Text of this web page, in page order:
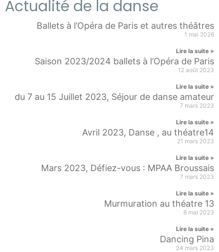
Actualité de la danse
Ballets à l’Opéra de Paris et autres théâtres
1 mai 2026
Lire la suite »
Saison 2023/2024 ballets à l’Opéra de Paris
12 août 2023
Lire la suite »
du 7 au 15 Juillet 2023, Séjour de danse amateur
7 mars 2023
Lire la suite »
Avril 2023, Danse , au théatre14
21 mars 2023
Lire la suite »
Mars 2023, Défiez-vous : MPAA Broussais
7 mars 2023
Lire la suite »
Murmuration au théatre 13
8 mai 2023
Lire la suite »
Dancing Pina
24 mars 2023